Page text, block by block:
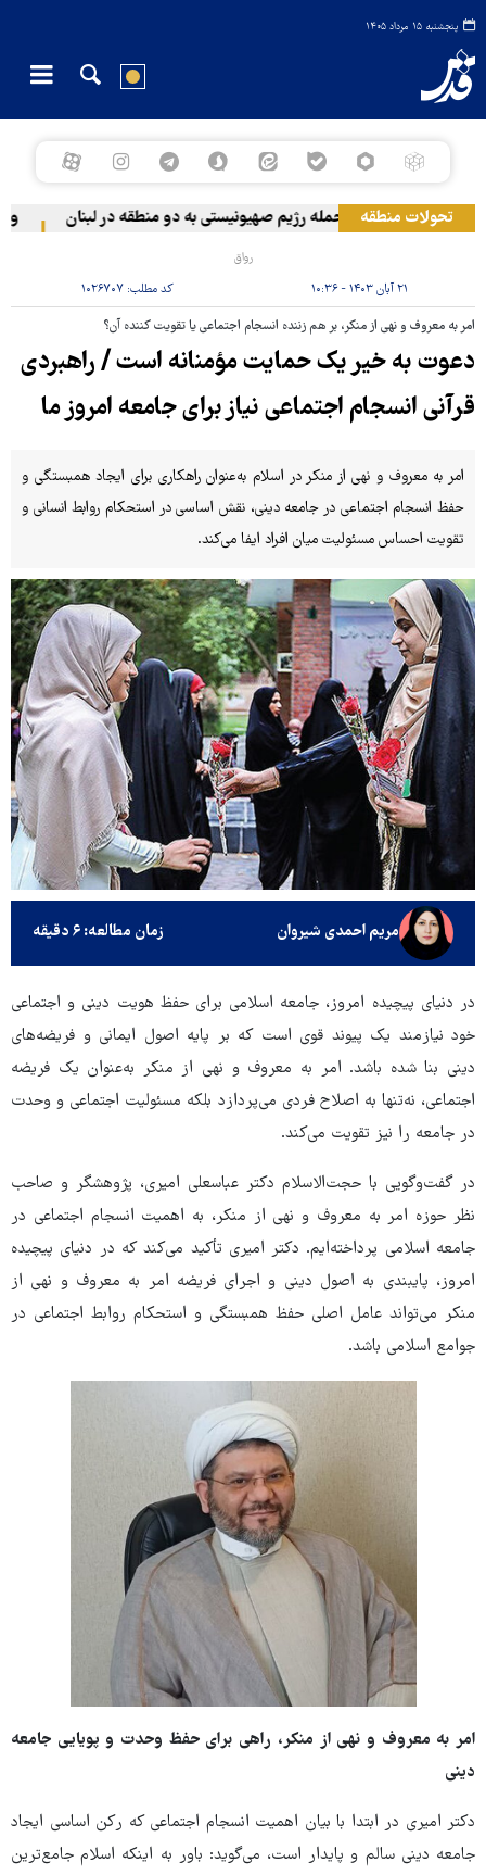
پنجشنبه ۱۵ مرداد ۱۴۰۵
تحولات منطقهحمله رژیم صهیونیستی به دو منطقه در لبنان وقوع
رواق
۲۱ آبان ۱۴۰۳ - ۱۰:۳۶ کد مطلب:۱۰۲۶۷۰۷
امر به معروف و نهی از منکر، بر هم زننده انسجام اجتماعی یا تقویت کننده آن؟
دعوت به خیر یک حمایت مؤمنانه است / راهبردی
قرآنی انسجام اجتماعی نیاز برای جامعه امروز ما
امر به معروف و نهی از منکر در اسلام به‌عنوان راهکاری برای ایجاد همبستگی و
حفظ انسجام اجتماعی در جامعه دینی، نقش اساسی در استحکام روابط انسانی و
تقویت احساس مسئولیت میان افراد ایفا می‌کند.
مریم احمدی شیروان زمان مطالعه: ۶ دقیقه
در دنیای پیچیده امروز، جامعه اسلامی برای حفظ هویت دینی و اجتماعی
خود نیازمند یک پیوند قوی است که بر پایه اصول ایمانی و فریضه‌های
دینی بنا شده باشد. امر به معروف و نهی از منکر به‌عنوان یک فریضه
اجتماعی، نه‌تنها به اصلاح فردی می‌پردازد بلکه مسئولیت اجتماعی و وحدت
در جامعه را نیز تقویت می‌کند.
در گفت‌وگویی با حجت‌الاسلام دکتر عباسعلی امیری، پژوهشگر و صاحب
نظر حوزه امر به معروف و نهی از منکر، به اهمیت انسجام اجتماعی در
جامعه اسلامی پرداخته‌ایم. دکتر امیری تأکید می‌کند که در دنیای پیچیده
امروز، پایبندی به اصول دینی و اجرای فریضه امر به معروف و نهی از
منکر می‌تواند عامل اصلی حفظ همبستگی و استحکام روابط اجتماعی در
جوامع اسلامی باشد.
امر به معروف و نهی از منکر، راهی برای حفظ وحدت و پویایی جامعه
دینی
دکتر امیری در ابتدا با بیان اهمیت انسجام اجتماعی که رکن اساسی ایجاد
جامعه دینی سالم و پایدار است، می‌گوید: باور به اینکه اسلام جامع‌ترین